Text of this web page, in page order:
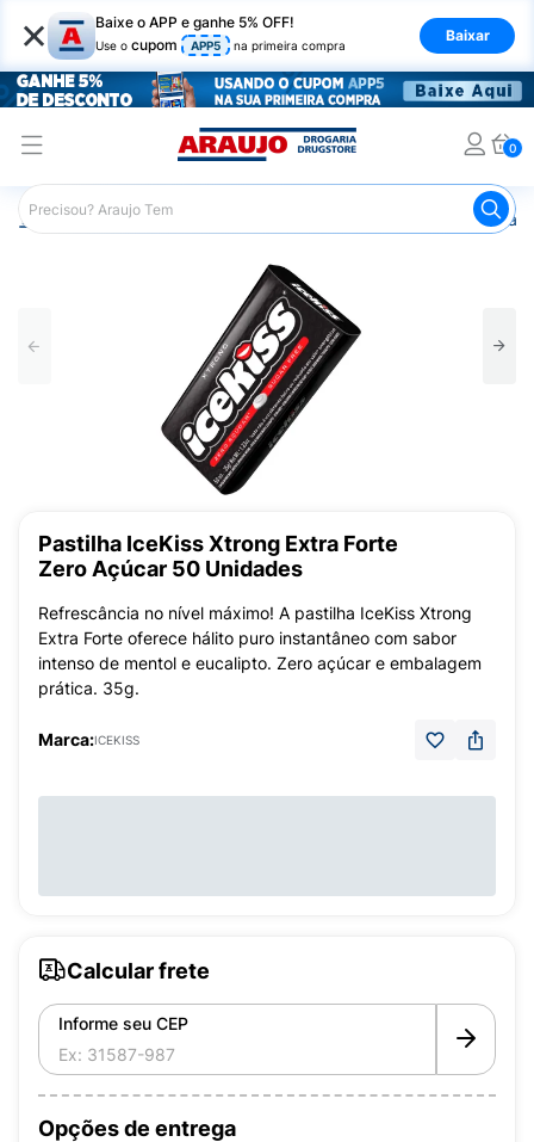
× Baixe o APP e ganhe 5% OFF!
Use o cupom APP5 na primeira compra
Baixar
0
Araujo Mercado
Pastilha IceKiss Xtrong Extra Forte
Zero Açúcar 50 Unidades
Refrescância no nível máximo! A pastilha IceKiss Xtrong
Extra Forte oferece hálito puro instantâneo com sabor
intenso de mentol e eucalipto. Zero açúcar e embalagem
prática. 35g.
Marca:ICEKISS
Calcular frete
Informe seu CEP
Opções de entrega